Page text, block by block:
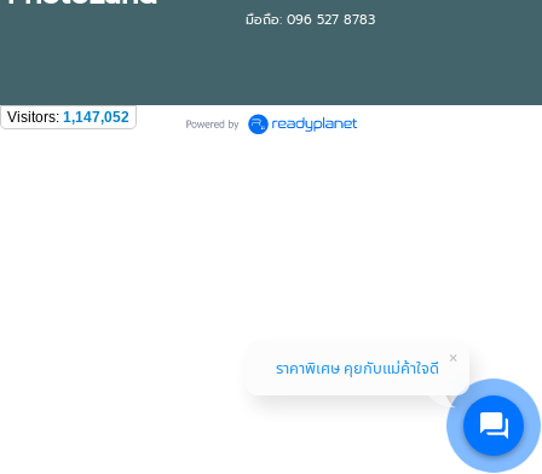
มือถือ: 096 527 8783
Visitors: 1,147,052
ราคาพิเศษ คุยกับแม่ค้าใจดี